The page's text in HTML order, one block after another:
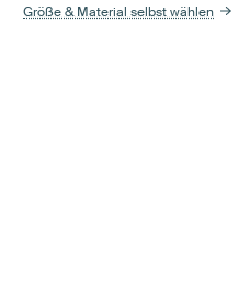
Größe & Material selbst wählen